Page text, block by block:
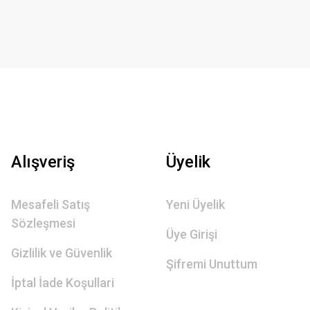
Alışveriş
Mesafeli Satış
Sözleşmesi
Gizlilik ve Güvenlik
İptal İade Koşullari
Üyelik
Yeni Üyelik
Üye Girişi
Şifremi Unuttum